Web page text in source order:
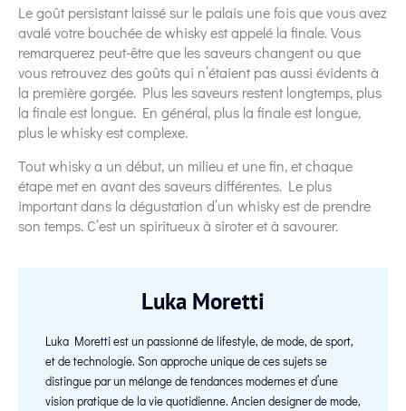
Le goût persistant laissé sur le palais une fois que vous avez
avalé votre bouchée de whisky est appelé la finale. Vous
remarquerez peut-être que les saveurs changent ou que
vous retrouvez des goûts qui n’étaient pas aussi évidents à
la première gorgée. Plus les saveurs restent longtemps, plus
la finale est longue. En général, plus la finale est longue,
plus le whisky est complexe.
Tout whisky a un début, un milieu et une fin, et chaque
étape met en avant des saveurs différentes. Le plus
important dans la dégustation d’un whisky est de prendre
son temps. C’est un spiritueux à siroter et à savourer.
Luka Moretti
Luka Moretti est un passionné de lifestyle, de mode, de sport,
et de technologie. Son approche unique de ces sujets se
distingue par un mélange de tendances modernes et d’une
vision pratique de la vie quotidienne. Ancien designer de mode,